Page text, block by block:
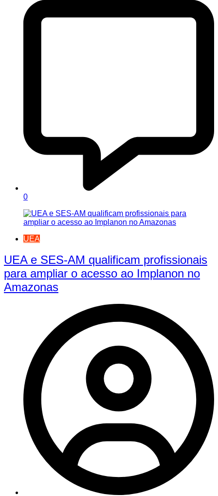
0
UEA
UEA e SES-AM qualificam profissionais
para ampliar o acesso ao Implanon no
Amazonas